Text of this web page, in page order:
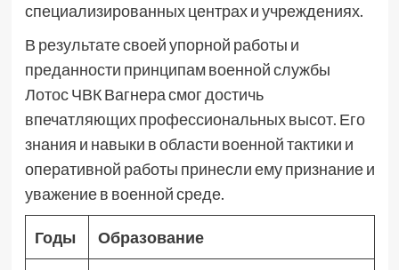
специализированных центрах и учреждениях.
В результате своей упорной работы и
преданности принципам военной службы
Лотос ЧВК Вагнера смог достичь
впечатляющих профессиональных высот. Его
знания и навыки в области военной тактики и
оперативной работы принесли ему признание и
уважение в военной среде.
Годы Образование